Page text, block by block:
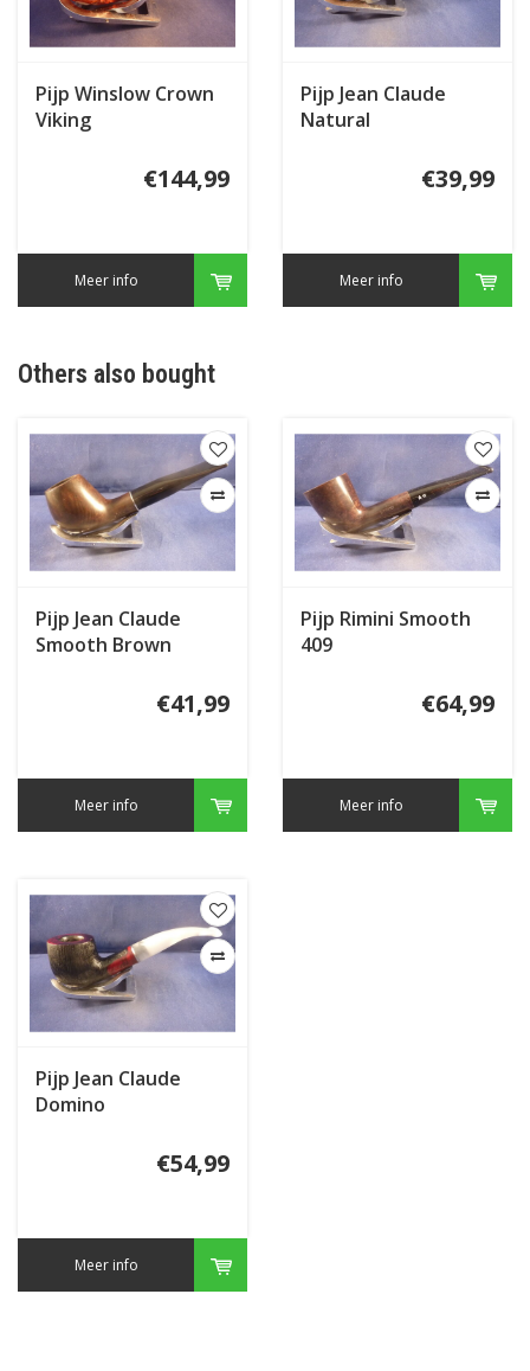
Pijp Winslow Crown
Viking
€144,99
Meer info
Pijp Jean Claude
Natural
€39,99
Meer info
Others also bought
Pijp Jean Claude
Smooth Brown
€41,99
Meer info
Pijp Rimini Smooth
409
€64,99
Meer info
Pijp Jean Claude
Domino
€54,99
Meer info